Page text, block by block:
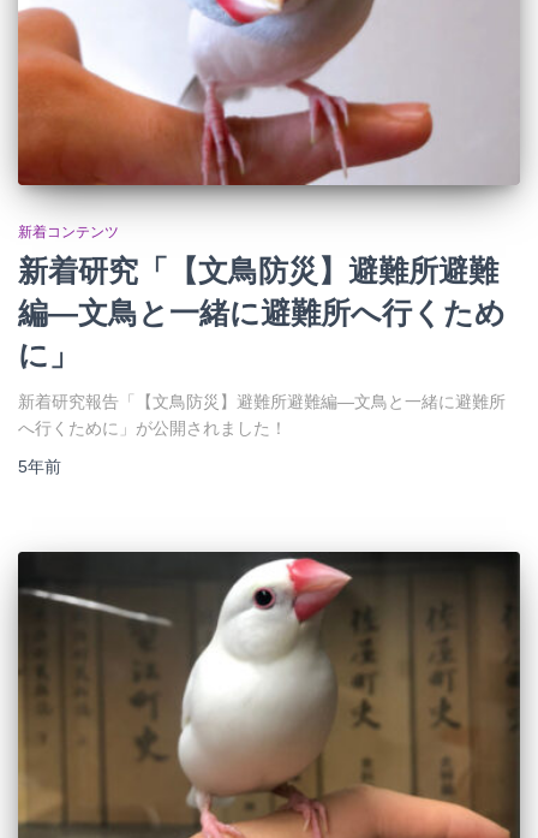
新着コンテンツ
新着研究「【文鳥防災】避難所避難
編―文鳥と一緒に避難所へ行くため
に」
新着研究報告「【文鳥防災】避難所避難編―文鳥と一緒に避難所
へ行くために」が公開されました！
5年前